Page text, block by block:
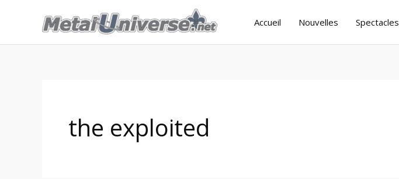
Accueil Nouvelles Spectacles
the exploited